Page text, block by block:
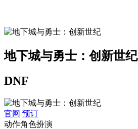
地下城与勇士：创新世纪
DNF
官网 预订
动作角色扮演